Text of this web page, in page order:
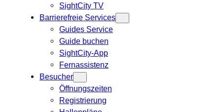
SightCity TV
Barrierefreie Services
Guides Service
Guide buchen
SightCity-App
Fernassistenz
Besucher
Öffnungszeiten
Registrierung